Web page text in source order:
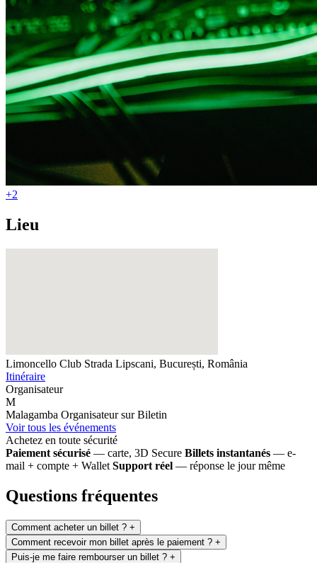
+2
Lieu
Limoncello Club Strada Lipscani, București, România
Itinéraire
Organisateur
M
Malagamba Organisateur sur Biletin
Voir tous les événements
Achetez en toute sécurité
Paiement sécurisé — carte, 3D Secure Billets instantanés — e-
mail + compte + Wallet Support réel — réponse le jour même
Questions fréquentes
Comment acheter un billet ? +
Comment recevoir mon billet après le paiement ? +
Puis-je me faire rembourser un billet ? +